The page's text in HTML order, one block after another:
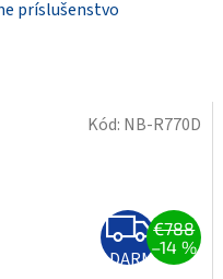
príslušenstvo
Z
A
D
A
ZADARMO
€788
–14 %
Kód: NB-R770D